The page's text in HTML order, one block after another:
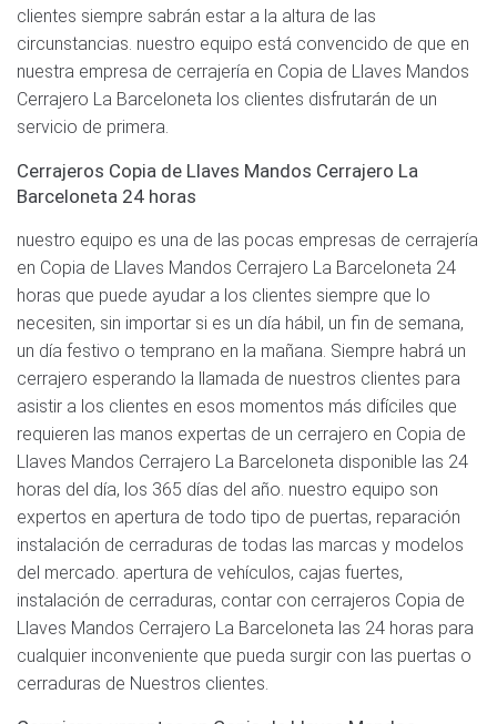
clientes siempre sabrán estar a la altura de las
circunstancias. nuestro equipo está convencido de que en
nuestra empresa de cerrajería en Copia de Llaves Mandos
Cerrajero La Barceloneta los clientes disfrutarán de un
servicio de primera.
Cerrajeros Copia de Llaves Mandos Cerrajero La
Barceloneta 24 horas
nuestro equipo es una de las pocas empresas de cerrajería
en Copia de Llaves Mandos Cerrajero La Barceloneta 24
horas que puede ayudar a los clientes siempre que lo
necesiten, sin importar si es un día hábil, un fin de semana,
un día festivo o temprano en la mañana. Siempre habrá un
cerrajero esperando la llamada de nuestros clientes para
asistir a los clientes en esos momentos más difíciles que
requieren las manos expertas de un cerrajero en Copia de
Llaves Mandos Cerrajero La Barceloneta disponible las 24
horas del día, los 365 días del año. nuestro equipo son
expertos en apertura de todo tipo de puertas, reparación
instalación de cerraduras de todas las marcas y modelos
del mercado. apertura de vehículos, cajas fuertes,
instalación de cerraduras, contar con cerrajeros Copia de
Llaves Mandos Cerrajero La Barceloneta las 24 horas para
cualquier inconveniente que pueda surgir con las puertas o
cerraduras de Nuestros clientes.